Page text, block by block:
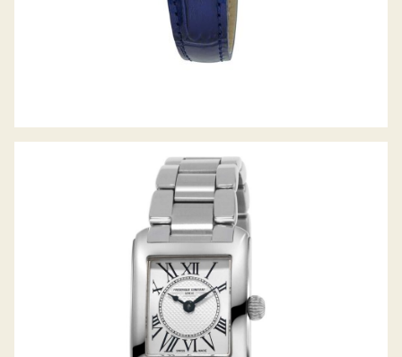
CLASSICS CARREE LADIES